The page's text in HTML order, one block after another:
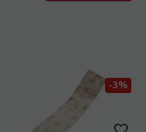
-3%